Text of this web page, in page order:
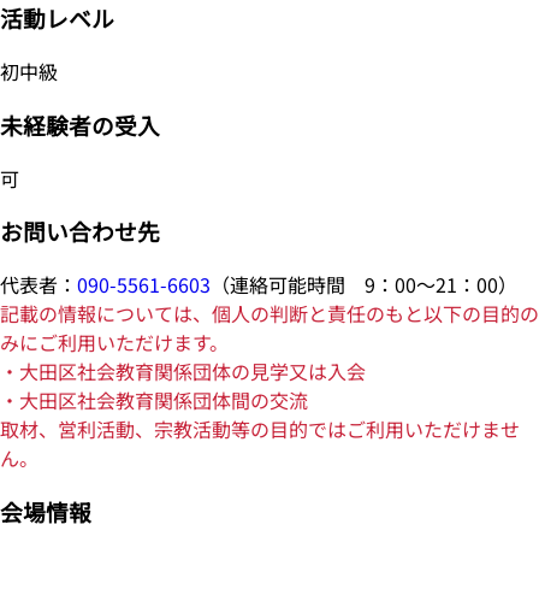
活動レベル
初中級
未経験者の受入
可
お問い合わせ先
代表者： 090-5561-6603 （連絡可能時間 9：00～21：00）
記載の情報については、個人の判断と責任のもと以下の目的の
みにご利用いただけます。
・大田区社会教育関係団体の見学又は入会
・大田区社会教育関係団体間の交流
取材、営利活動、宗教活動等の目的ではご利用いただけませ
ん。
会場情報